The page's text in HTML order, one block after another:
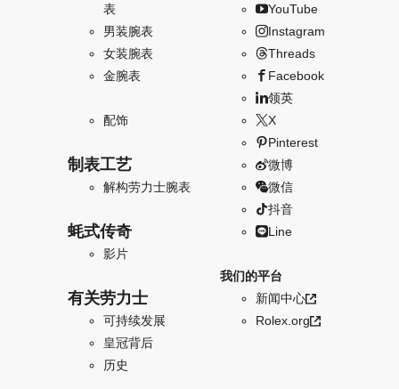
表
男装腕表
女装腕表
金腕表
配饰
制表工艺
解构劳力士腕表
蚝式传奇
影片
有关劳力士
可持续发展
皇冠背后
历史
YouTube
Instagram
Threads
Facebook
领英
X
Pinterest
微博
微信
抖音
Line
我们的平台
新闻中心
Rolex.org